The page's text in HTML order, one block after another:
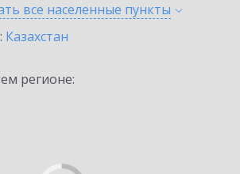
все населенные пункты
Казахстан
регионе: